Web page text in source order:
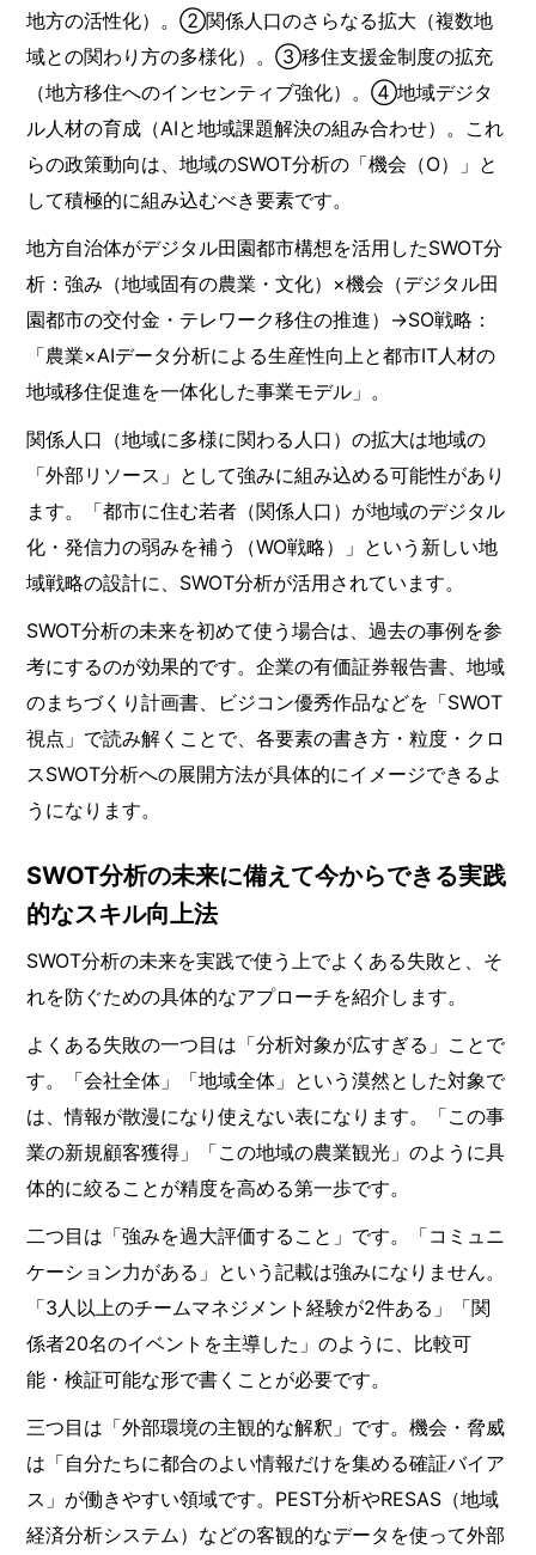
地方の活性化）。②関係人口のさらなる拡大（複数地
域との関わり方の多様化）。③移住支援金制度の拡充
（地方移住へのインセンティブ強化）。④地域デジタ
ル人材の育成（AIと地域課題解決の組み合わせ）。これ
らの政策動向は、地域のSWOT分析の「機会（O）」と
して積極的に組み込むべき要素です。
地方自治体がデジタル田園都市構想を活用したSWOT分
析：強み（地域固有の農業・文化）×機会（デジタル田
園都市の交付金・テレワーク移住の推進）→SO戦略：
「農業×AIデータ分析による生産性向上と都市IT人材の
地域移住促進を一体化した事業モデル」。
関係人口（地域に多様に関わる人口）の拡大は地域の
「外部リソース」として強みに組み込める可能性があり
ます。「都市に住む若者（関係人口）が地域のデジタル
化・発信力の弱みを補う（WO戦略）」という新しい地
域戦略の設計に、SWOT分析が活用されています。
SWOT分析の未来を初めて使う場合は、過去の事例を参
考にするのが効果的です。企業の有価証券報告書、地域
のまちづくり計画書、ビジコン優秀作品などを「SWOT
視点」で読み解くことで、各要素の書き方・粒度・クロ
スSWOT分析への展開方法が具体的にイメージできるよ
うになります。
SWOT分析の未来に備えて今からできる実践
的なスキル向上法
SWOT分析の未来を実践で使う上でよくある失敗と、そ
れを防ぐための具体的なアプローチを紹介します。
よくある失敗の一つ目は「分析対象が広すぎる」ことで
す。「会社全体」「地域全体」という漠然とした対象で
は、情報が散漫になり使えない表になります。「この事
業の新規顧客獲得」「この地域の農業観光」のように具
体的に絞ることが精度を高める第一歩です。
二つ目は「強みを過大評価すること」です。「コミュニ
ケーション力がある」という記載は強みになりません。
「3人以上のチームマネジメント経験が2件ある」「関
係者20名のイベントを主導した」のように、比較可
能・検証可能な形で書くことが必要です。
三つ目は「外部環境の主観的な解釈」です。機会・脅威
は「自分たちに都合のよい情報だけを集める確証バイア
ス」が働きやすい領域です。PEST分析やRESAS（地域
経済分析システム）などの客観的なデータを使って外部